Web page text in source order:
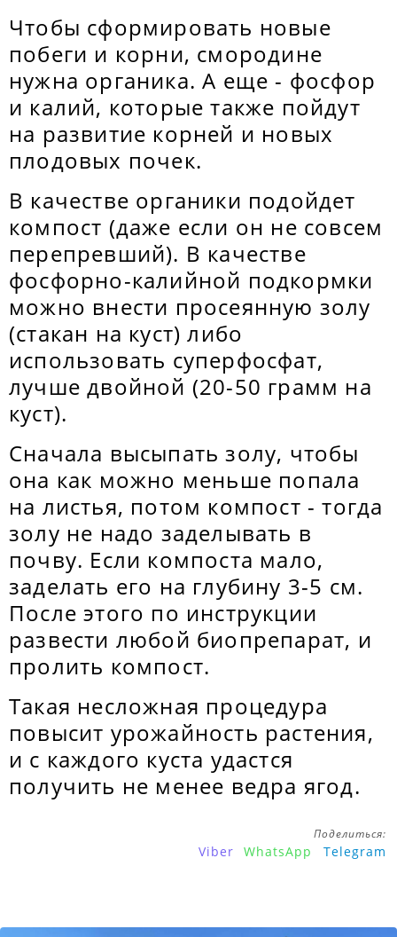
Чтобы сформировать новые
побеги и корни, смородине
нужна органика. А еще - фосфор
и калий, которые также пойдут
на развитие корней и новых
плодовых почек.
В качестве органики подойдет
компост (даже если он не совсем
перепревший). В качестве
фосфорно-калийной подкормки
можно внести просеянную золу
(стакан на куст) либо
использовать суперфосфат,
лучше двойной (20-50 грамм на
куст).
Сначала высыпать золу, чтобы
она как можно меньше попала
на листья, потом компост - тогда
золу не надо заделывать в
почву. Если компоста мало,
заделать его на глубину 3-5 см.
После этого по инструкции
развести любой биопрепарат, и
пролить компост.
Такая несложная процедура
повысит урожайность растения,
и с каждого куста удастся
получить не менее ведра ягод.
Поделиться:
Viber WhatsApp Telegram